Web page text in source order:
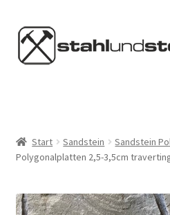
Zur
Navigation
springen
Zum
Inhalt
springen
STAHL KAUFEN
STEIN KAUFEN
Start Sandstein Sandstein
Polygonalplatten 2,5-3,5cm